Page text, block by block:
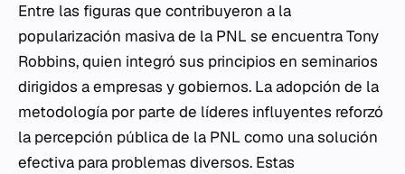
Entre las figuras que contribuyeron a la
popularización masiva de la PNL se encuentra Tony
Robbins, quien integró sus principios en seminarios
dirigidos a empresas y gobiernos. La adopción de la
metodología por parte de líderes influyentes reforzó
la percepción pública de la PNL como una solución
efectiva para problemas diversos. Estas